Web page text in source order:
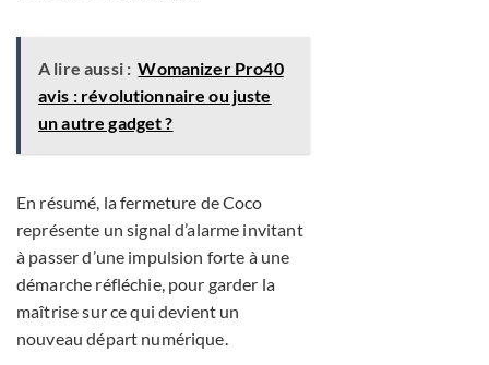
A lire aussi : Womanizer Pro40
avis : révolutionnaire ou juste
un autre gadget ?
En résumé, la fermeture de Coco
représente un signal d’alarme invitant
à passer d’une impulsion forte à une
démarche réfléchie, pour garder la
maîtrise sur ce qui devient un
nouveau départ numérique.